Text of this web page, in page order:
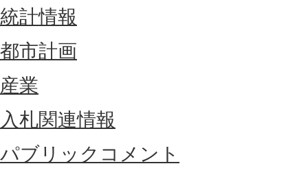
統計情報
都市計画
産業
入札関連情報
パブリックコメント